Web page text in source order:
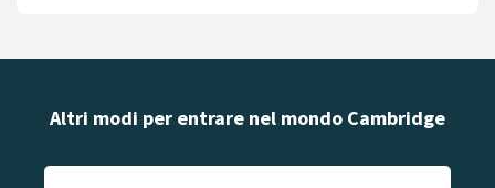
Altri modi per entrare nel mondo Cambridge